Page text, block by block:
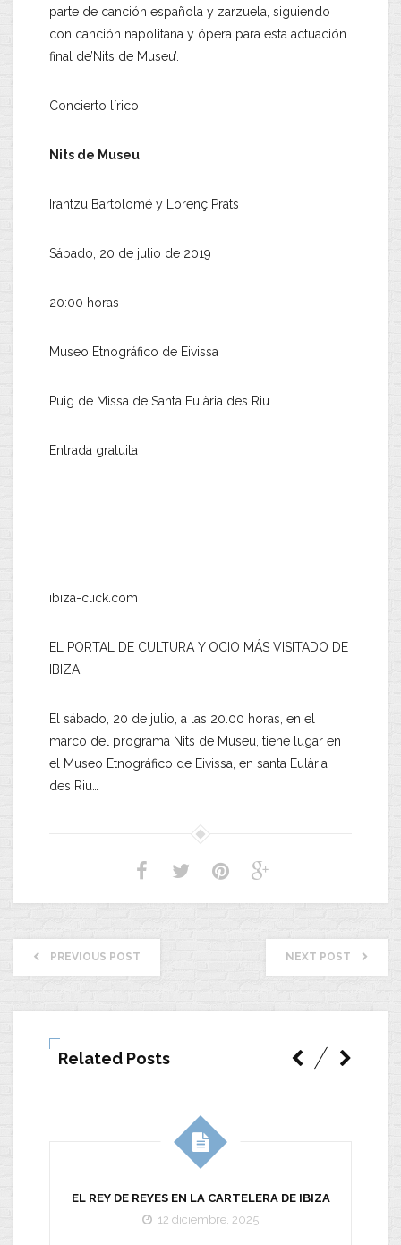
parte de canción española y zarzuela, siguiendo
con canción napolitana y ópera para esta actuación
final de’Nits de Museu’.
Concierto lírico
Nits de Museu
Irantzu Bartolomé y Lorenç Prats
Sábado, 20 de julio de 2019
20:00 horas
Museo Etnográfico de Eivissa
Puig de Missa de Santa Eulària des Riu
Entrada gratuita
ibiza-click.com
EL PORTAL DE CULTURA Y OCIO MÁS VISITADO DE
IBIZA
El sábado, 20 de julio, a las 20.00 horas, en el
marco del programa Nits de Museu, tiene lugar en
el Museo Etnográfico de Eivissa, en santa Eulària
des Riu…
PREVIOUS POST NEXT POST
Related Posts
EL REY DE REYES EN LA CARTELERA DE IBIZA
12 diciembre, 2025